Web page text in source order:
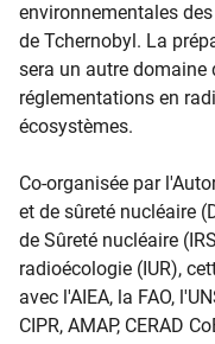
environnementales
de Tchernobyl. La
sera un autre domaine
réglementations en
écosystèmes.
Co-organisée par
et de sûreté nucléaire
de Sûreté nucléaire
radioécologie (IUR),
avec l'AIEA, la FAO,
CIPR, AM​AP, CERAD